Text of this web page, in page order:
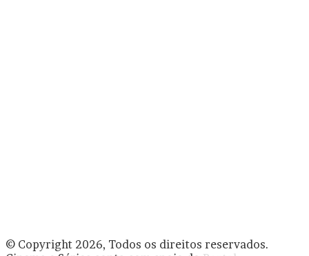
© Copyright 2026, Todos os direitos reservados.